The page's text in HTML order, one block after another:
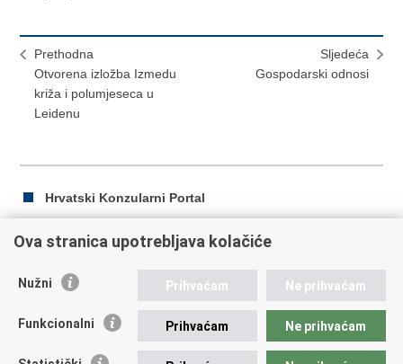
Prethodna
Otvorena izložba Izmedu
križa i polumjeseca u
Leidenu
Sljedeća
Gospodarski odnosi
Hrvatski Konzularni Portal
Ispiši
Podijeli
Facebooku
Twitteru
Republika Hrvatska
Ova stranica upotrebljava kolačiće
Nužni Prihvaćam Ne prihvaćam
Funkcionalni Prihvaćam Ne prihvaćam